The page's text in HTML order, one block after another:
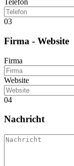
Telefon
03
Firma - Website
Firma
Website
04
Nachricht